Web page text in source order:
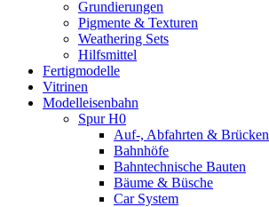
Grundierungen
Pigmente & Texturen
Weathering Sets
Hilfsmittel
Fertigmodelle
Vitrinen
Modelleisenbahn
Spur H0
Auf-, Abfahrten & Brücken
Bahnhöfe
Bahntechnische Bauten
Bäume & Büsche
Car System